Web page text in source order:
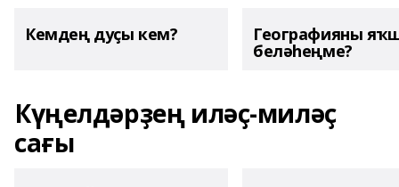
Кемдең дуҫы кем? Географияны
беләһеңме?
Күңелдәрҙең иләҫ-миләҫ
сағы